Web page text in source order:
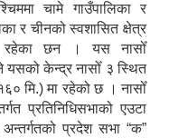
चामे गाउँपालिका र
र चीनको स्वशासित क्षेत्र
रहेका छन । यस नासोँ
यसको केन्द्र नासोँ ३ स्थित
मि.) मा रहेको छ । नासोँ
प्रतिनिधिसभाको एउटा
अन्तर्गतको प्रदेश सभा “क”